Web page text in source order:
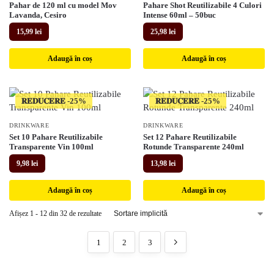
Pahar de 120 ml cu model Mov
Lavanda, Cesiro
15,99 lei
Adaugă în coș
Pahare Shot Reutilizabile 4 Culori
Intense 60ml – 50buc
25,98 lei
Adaugă în coș
𝐑𝐄𝐃𝐔𝐂𝐄𝐑𝐄
DRINKWARE
Set 10 Pahare Reutilizabile
Transparente Vin 100ml
9,98 lei
Adaugă în coș
𝐑𝐄𝐃𝐔𝐂𝐄𝐑𝐄
DRINKWARE
Set 12 Pahare Reutilizabile
Rotunde Transparente 240ml
13,98 lei
Adaugă în coș
Afișez 1 - 12 din 32 de rezultate
1 2 3